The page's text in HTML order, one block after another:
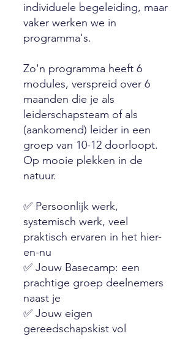
individuele begeleiding, maar
vaker werken we in
programma's.
Zo'n programma heeft 6
modules, verspreid over 6
maanden die je als
leiderschapsteam of als
(aankomend) leider in een
groep van 10-12 doorloopt.
Op mooie plekken in de
natuur.
✅ Persoonlijk werk,
systemisch werk, veel
praktisch ervaren in het hier-
en-nu
✅ Jouw Basecamp: een
prachtige groep deelnemers
naast je
✅ Jouw eigen
gereedschapskist vol